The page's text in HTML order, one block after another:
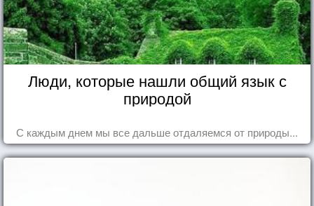
Люди, которые нашли общий язык с
природой
С каждым днем мы все дальше отдаляемся от природы...